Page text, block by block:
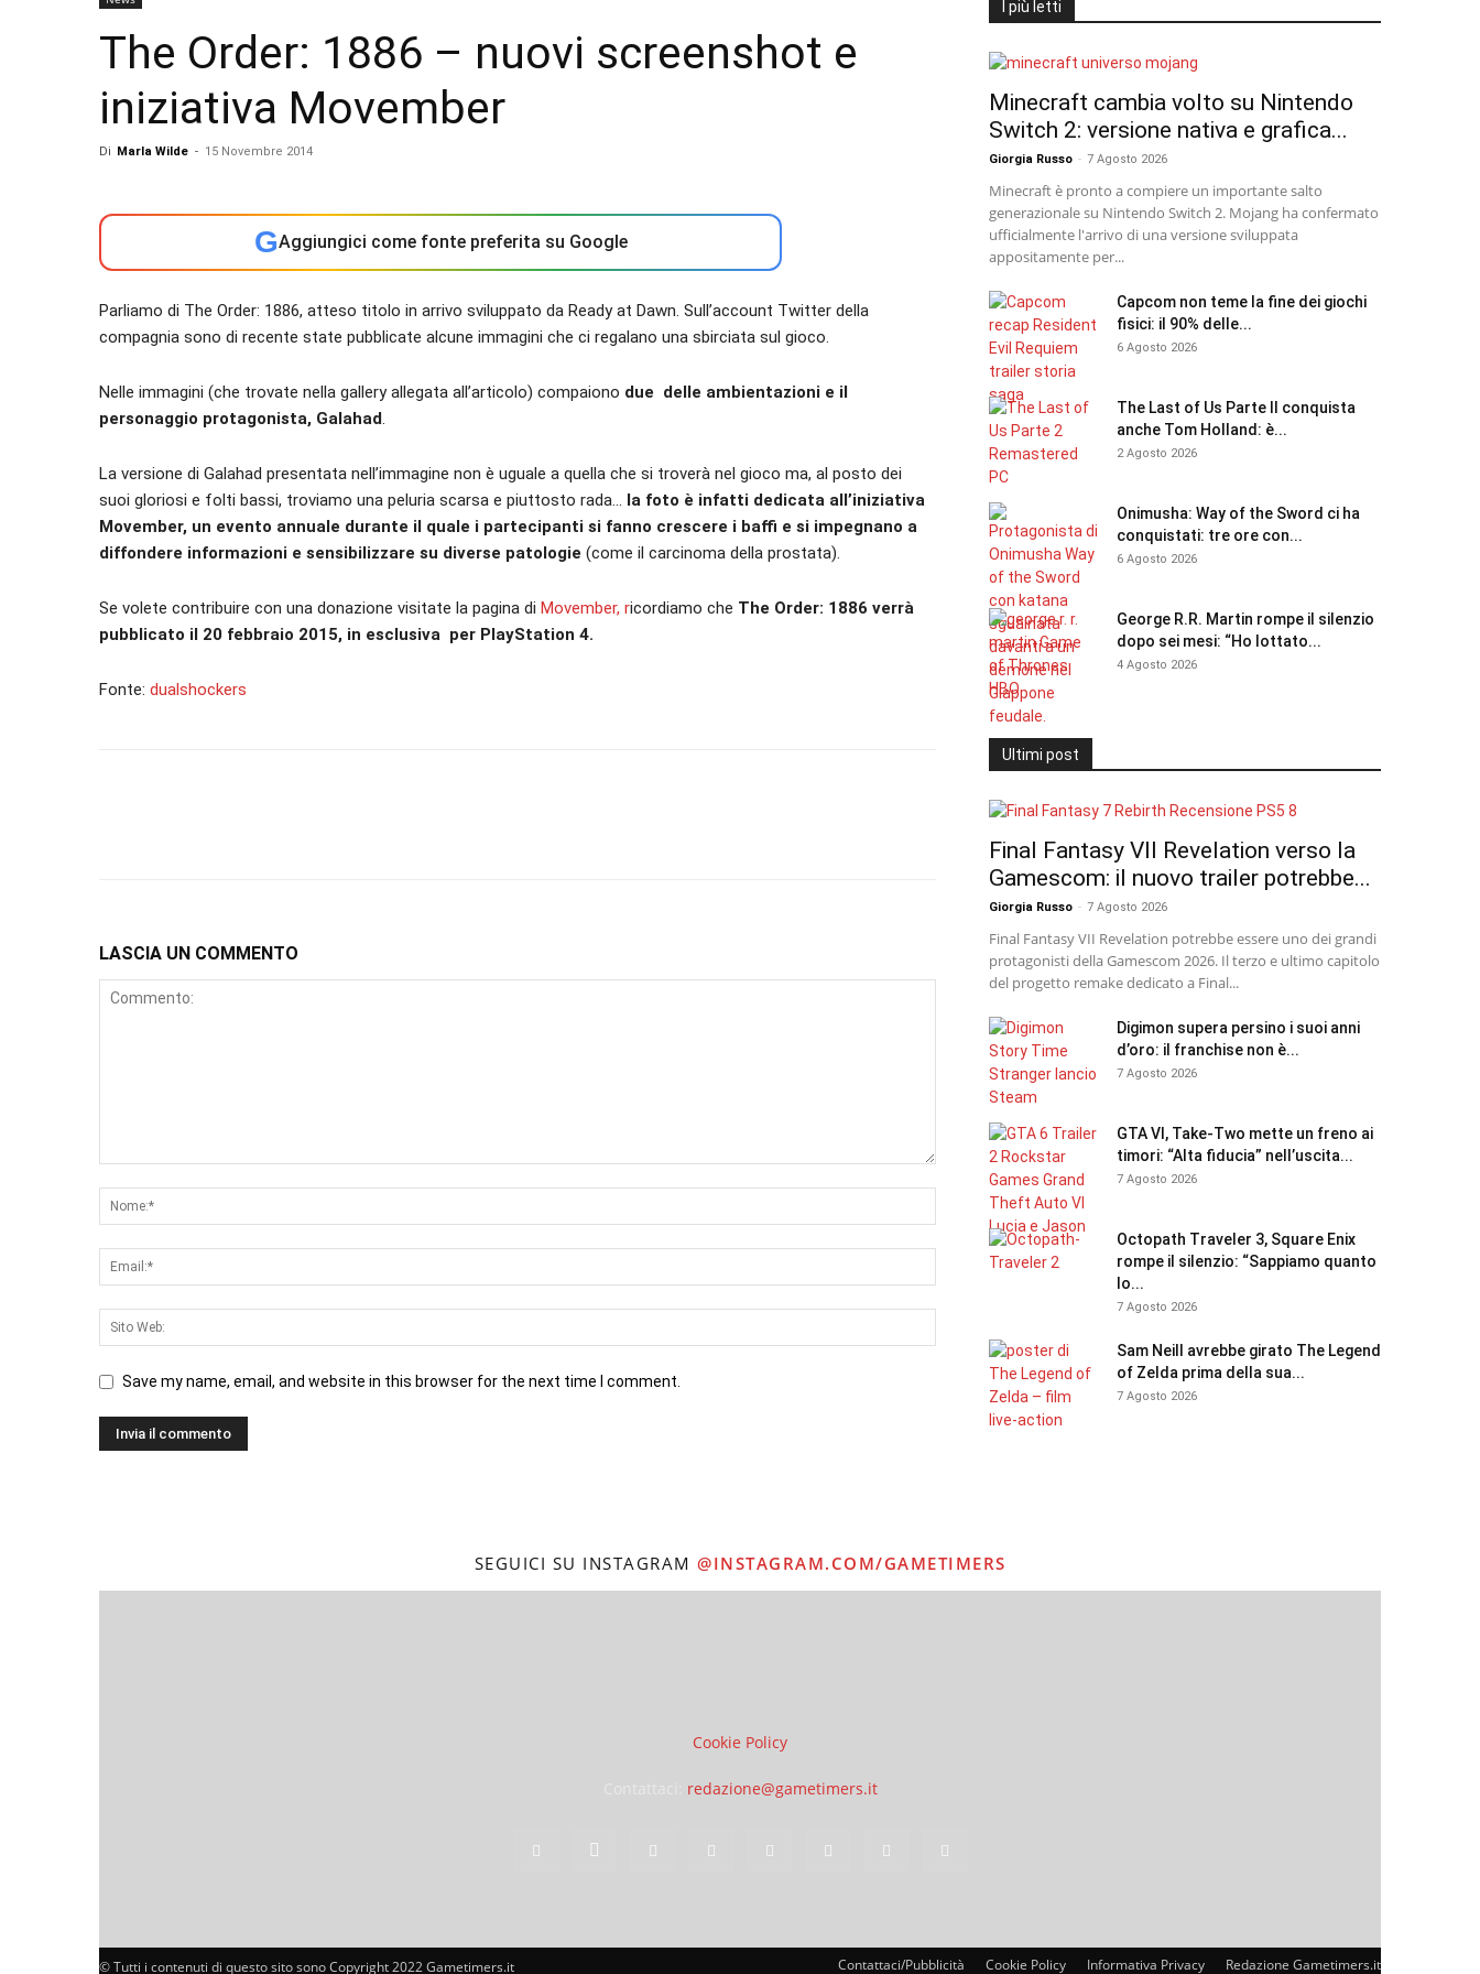
The Order: 1886 – nuovi screenshot e
iniziativa Movember
Di Marla Wilde - 15 Novembre 2014
GAggiungici come fonte preferita su Google
Parliamo di The Order: 1886, atteso titolo in arrivo sviluppato da Ready at Dawn. Sull’account Twitter della
compagnia sono di recente state pubblicate alcune immagini che ci regalano una sbirciata sul gioco.
Nelle immagini (che trovate nella gallery allegata all’articolo) compaiono due delle ambientazioni e il
personaggio protagonista, Galahad.
La versione di Galahad presentata nell’immagine non è uguale a quella che si troverà nel gioco ma, al posto dei
suoi gloriosi e folti bassi, troviamo una peluria scarsa e piuttosto rada… la foto è infatti dedicata all’iniziativa
Movember, un evento annuale durante il quale i partecipanti si fanno crescere i baffi e si impegnano a
diffondere informazioni e sensibilizzare su diverse patologie (come il carcinoma della prostata).
Se volete contribuire con una donazione visitate la pagina di Movember, ricordiamo che The Order: 1886 verrà
pubblicato il 20 febbraio 2015, in esclusiva per PlayStation 4.
Fonte: dualshockers
LASCIA UN COMMENTO
Save my name, email, and website in this browser for the next time I comment.
I più letti
Minecraft cambia volto su Nintendo
Switch 2: versione nativa e grafica...
Giorgia Russo - 7 Agosto 2026
Minecraft è pronto a compiere un importante salto
generazionale su Nintendo Switch 2. Mojang ha confermato
ufficialmente l'arrivo di una versione sviluppata
appositamente per...
Capcom non teme la fine dei giochi
fisici: il 90% delle...
6 Agosto 2026
The Last of Us Parte II conquista
anche Tom Holland: è...
2 Agosto 2026
Onimusha: Way of the Sword ci ha
conquistati: tre ore con...
6 Agosto 2026
George R.R. Martin rompe il silenzio
dopo sei mesi: “Ho lottato...
4 Agosto 2026
Ultimi post
Final Fantasy VII Revelation verso la
Gamescom: il nuovo trailer potrebbe...
Giorgia Russo - 7 Agosto 2026
Final Fantasy VII Revelation potrebbe essere uno dei grandi
protagonisti della Gamescom 2026. Il terzo e ultimo capitolo
del progetto remake dedicato a Final...
Digimon supera persino i suoi anni
d’oro: il franchise non è...
7 Agosto 2026
GTA VI, Take-Two mette un freno ai
timori: “Alta fiducia” nell’uscita...
7 Agosto 2026
Octopath Traveler 3, Square Enix
rompe il silenzio: “Sappiamo quanto
lo...
7 Agosto 2026
Sam Neill avrebbe girato The Legend
of Zelda prima della sua...
7 Agosto 2026
SEGUICI SU INSTAGRAM @INSTAGRAM.COM/GAMETIMERS
Cookie Policy
redazione@gametimers.it
Contattaci/Pubblicità Cookie Policy Informativa Privacy Redazione Gametimers.it
© Tutti i contenuti di questo sito sono Copyright 2022 Gametimers.it